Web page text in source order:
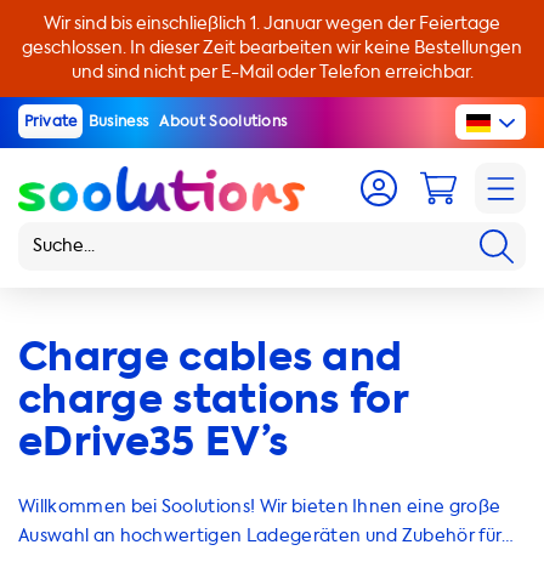
Wir sind bis einschließlich 1. Januar wegen der Feiertage
geschlossen. In dieser Zeit bearbeiten wir keine Bestellungen
und sind nicht per E-Mail oder Telefon erreichbar.
Private Business About Soolutions
Charge cables and
charge stations for
eDrive35 EV’s
Willkommen bei Soolutions! Wir bieten Ihnen eine große
Auswahl an hochwertigen Ladegeräten und Zubehör für